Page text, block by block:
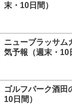
末・10日間）
ニューブラッサム
気予報（週末・10
ゴルフパーク酒田
10日間）